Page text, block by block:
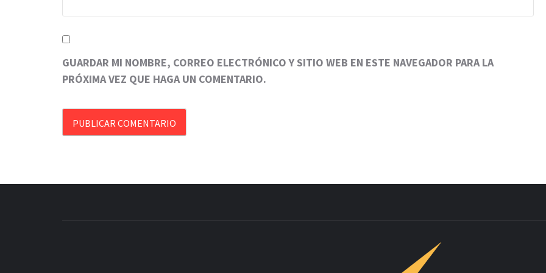
GUARDAR MI NOMBRE, CORREO ELECTRÓNICO Y SITIO WEB EN ESTE NAVEGADOR PARA LA
PRÓXIMA VEZ QUE HAGA UN COMENTARIO.